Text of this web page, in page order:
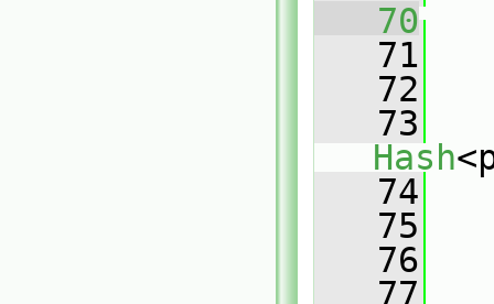
   70
   71
   72
   73
Hash
   74
   75
   76
   77